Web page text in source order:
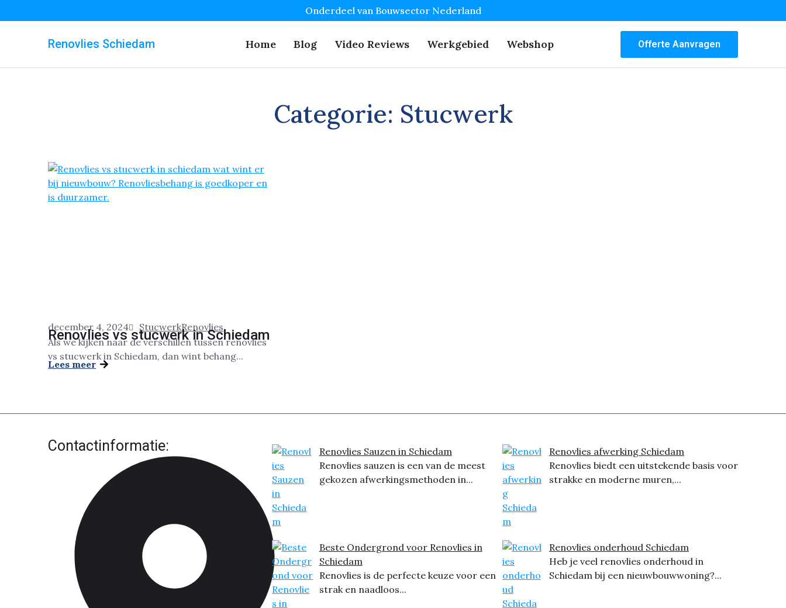
Onderdeel van Bouwsector Nederland
Renovlies Schiedam Home Blog Video Reviews Werkgebied Webshop Offerte Aanvragen
Categorie: Stucwerk
december 4, 2024 StucwerkRenovlies
Renovlies vs stucwerk in Schiedam
Als we kijken naar de verschillen tussen renovlies
vs stucwerk in Schiedam, dan wint behang...
Lees meer
Contactinformatie:
Renovlies Sauzen in Schiedam
Renovlies sauzen is een van de meest
gekozen afwerkingsmethoden in...
Beste Ondergrond voor Renovlies in
Schiedam
Renovlies is de perfecte keuze voor een
strak en naadloos...
Renovlies afwerking Schiedam
Renovlies biedt een uitstekende basis voor
strakke en moderne muren,...
Renovlies onderhoud Schiedam
Heb je veel renovlies onderhoud in
Schiedam bij een nieuwbouwwoning?...